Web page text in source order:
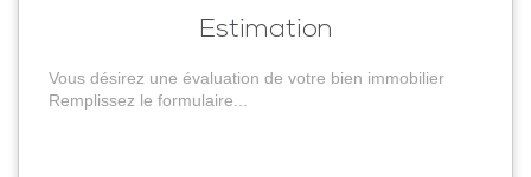
Estimation
Vous désirez une évaluation de votre bien immobilier
Remplissez le formulaire...